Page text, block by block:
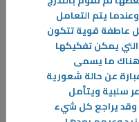
التميّز الخاص بك، والذهاب
حاول أيّ شخص تعليمك.
يتم التعامل
عاطفة قوية تتكون
يمكن تفكيكها
ما يسمى
عن حالة شعورية
سلبية ويتأمل
وقد يراجع كل شيء